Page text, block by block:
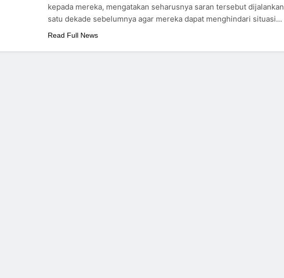
kepada mereka, mengatakan seharusnya saran tersebut dijalankan
satu dekade sebelumnya agar mereka dapat menghindari situasi…
Read Full News